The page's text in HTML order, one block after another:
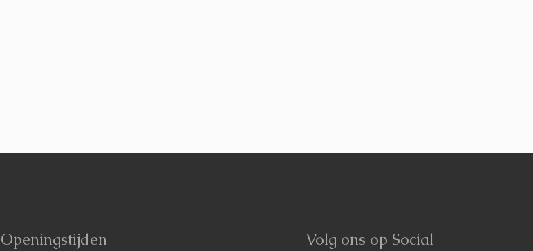
Openingstijden
Volg ons op Social